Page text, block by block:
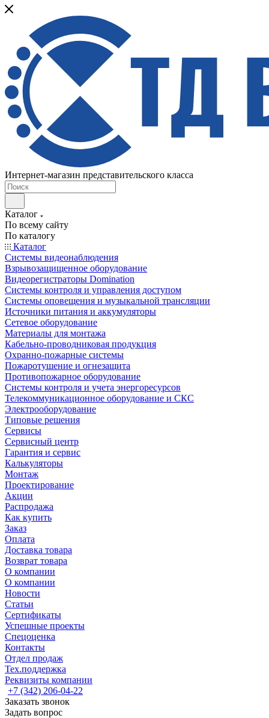
Интернет-магазин представительского класса
Каталог
По всему сайту
По каталогу
Каталог
Системы видеонаблюдения
Взрывозащищенное оборудование
Видеорегистраторы Domination
Системы контроля и управления доступом
Системы оповещения и музыкальной трансляции
Источники питания и аккумуляторы
Сетевое оборудование
Материалы для монтажа
Кабельно-проводниковая продукция
Охранно-пожарные системы
Пожаротушение и огнезащита
Противопожарное оборудование
Системы контроля и учета энергоресурсов
Телекоммуникационное оборудование и СКС
Электрооборудование
Типовые решения
Сервисы
Сервисный центр
Гарантия и сервис
Калькуляторы
Монтаж
Проектирование
Акции
Распродажа
Как купить
Заказ
Оплата
Доставка товара
Возврат товара
О компании
О компании
Новости
Статьи
Сертификаты
Успешные проекты
Спецоценка
Контакты
Отдел продаж
Тех.поддержка
Реквизиты компании
+7 (342) 206-04-22
Заказать звонок
Задать вопрос